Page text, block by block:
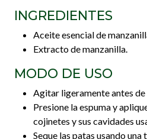
INGREDIENTES
Aceite esencial de
Extracto de manzanilla.
MODO DE USO
Agitar ligeramente antes de
Presione la espuma y
cojinetes y sus cavidades
Seque las patas usando